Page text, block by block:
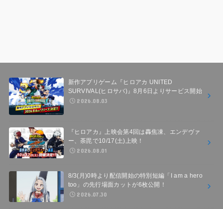
新作アプリゲーム『ヒロアカ UNITED
SURVIVAL(ヒロサバ)』8月6日よりサービス開始
2026.08.03
『ヒロアカ』上映会第4回は轟焦凍、エンデヴァ
ー、荼毘で10/17(土)上映！
2026.08.01
8/3(月)0時より配信開始の特別短編「I am a hero
too」の先行場面カットが6枚公開！
2026.07.30